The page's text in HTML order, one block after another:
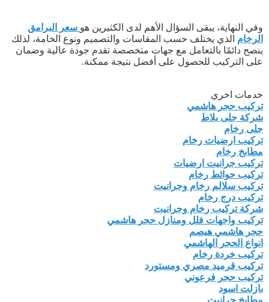
وفي النهاية، يبقى السؤال الأهم لدى الكثيرين هو سعر البرامق
الرخام الذي يختلف حسب المقاسات والتصميم ونوع الخامة، لذلك
ينصح دائمًا بالتعامل مع جهات متخصصة تقدم جودة عالية وضمان
على التركيب للحصول على أفضل نتيجة ممكنة.
خدمات اخري
تركيب حجر هاشمي
شركة جلى بلاط
جلى رخام
تركيب ارضيات رخام
مطابخ رخام
تركيب جرانيت ارضيات
تركيب حوائط رخام
تركيب سلالم رخام وجرانيت
تركيب درج رخام
شركة تركيب رخام وجرانيت
تركيب واجهات فلل ومنازل حجر هاشمي
حجر هاشمي هيصم
انواع الحجر الهاشمي
تركيب خردة رخام
تركيب قرميد مصري ومستورد
تركيب حجر فرعوني
بازلت اسود
مطابخ جرانيت